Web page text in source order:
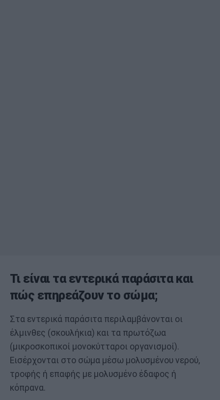
Τι είναι τα εντερικά παράσιτα και
πώς επηρεάζουν το σώμα;
Στα εντερικά παράσιτα περιλαμβάνονται οι
έλμινθες (σκουλήκια) και τα πρωτόζωα
(μικροσκοπικοί μονοκύτταροι οργανισμοί).
Εισέρχονται στο σώμα μέσω μολυσμένου νερού,
τροφής ή επαφής με μολυσμένο έδαφος ή
κόπρανα.